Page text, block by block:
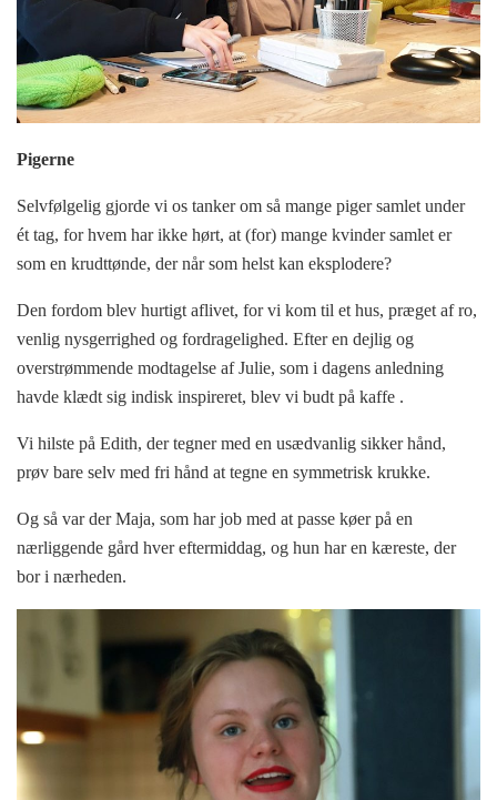
Pigerne
Selvfølgelig gjorde vi os tanker om så mange piger samlet under
ét tag, for hvem har ikke hørt, at (for) mange kvinder samlet er
som en krudttønde, der når som helst kan eksplodere?
Den fordom blev hurtigt aflivet, for vi kom til et hus, præget af ro,
venlig nysgerrighed og fordragelighed. Efter en dejlig og
overstrømmende modtagelse af Julie, som i dagens anledning
havde klædt sig indisk inspireret, blev vi budt på kaffe .
Vi hilste på Edith, der tegner med en usædvanlig sikker hånd,
prøv bare selv med fri hånd at tegne en symmetrisk krukke.
Og så var der Maja, som har job med at passe køer på en
nærliggende gård hver eftermiddag, og hun har en kæreste, der
bor i nærheden.